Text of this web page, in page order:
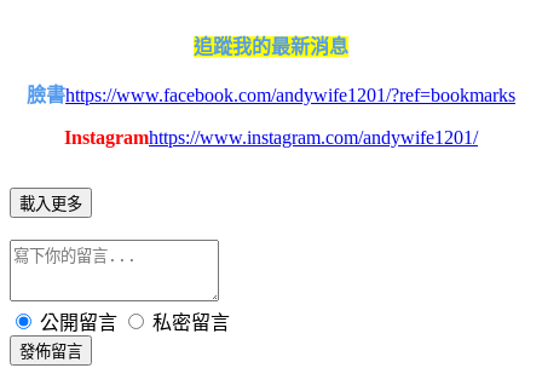
追蹤我的最新消息
臉書https://www.facebook.com/andywife1201/?ref=bookmarks
Instagramhttps://www.instagram.com/andywife1201/
載入更多
公開留言 私密留言
發佈留言